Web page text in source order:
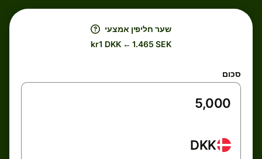
שער חליפין אמצעי
kr1 DKK ← 1.465 SEK
סכום
DKK